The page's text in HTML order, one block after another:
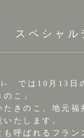
スペシャル
は10月13日の
こ」
たきのこ、地元
たします。
も呼ばれるフラ